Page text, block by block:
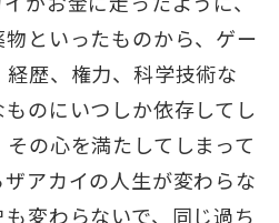
といったものから、ゲー
歴、権力、科学技術な
のにいつしか依存してし
の心を満たしてしまって
アカイの人生が変わらな
変わらないで、同じ過ち